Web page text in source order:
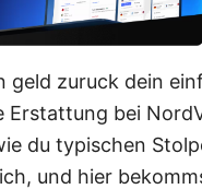
geld zuruck dein
Erstattung bei
du typischen
und hier